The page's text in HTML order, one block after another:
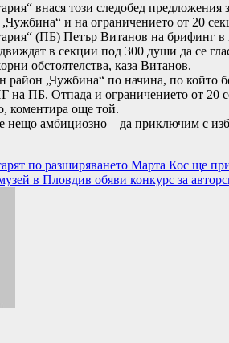
внася този следобед
и на ограничението от 20
(ПБ) Петър Витанов на брифинг в
в секции под 300 души да се
обстоятелства, каза Витанов.
район „Чужбина“ по начина, по който
на ПБ. Отпада и ограничението от 20
коментира още той.
нещо амбициозно – да приключим с
по разширяването Марта Кос ще
в Пловдив обяви конкурс за